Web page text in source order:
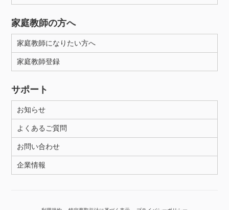
家庭教師の方へ
家庭教師になりたい方へ
家庭教師登録
サポート
お知らせ
よくあるご質問
お問い合わせ
企業情報